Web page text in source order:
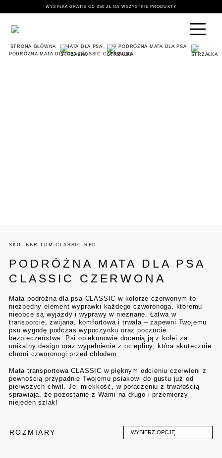
WYSYŁKA GRATIS OD 350 ZŁ NA WSZYSTKIE PRODUKTY
STRONA GŁÓWNA MATA DLA PSA
🐶 PODRÓŻNA MATA DLA PSA
PODRÓŻNA MATA DLA PSA CLASSIC CZERWONA
SKU: BBR-TDM-CLASSIC-RED
PODRÓŻNA MATA DLA PSA
CLASSIC CZERWONA
Mata podróżna dla psa CLASSIC w kolorze czerwonym to
niezbędny element wyprawki każdego czworonoga, któremu
nieobce są wyjazdy i wyprawy w nieznane. Łatwa w
transporcie, zwijana, komfortowa i trwała – zapewni Twojemu
psu wygodę podczas wypoczynku oraz poczucie
bezpieczeństwa. Psi opiekunowie docenią ją z kolei za
unikalny design oraz wypełnienie z ociepliny, która skutecznie
chroni czworonogi przed chłodem.
Mata transportowa CLASSIC w pięknym odcieniu czerwieni z
pewnością przypadnie Twojemu psiakowi do gustu już od
pierwszych chwil. Jej miękkość, w połączeniu z trwałością
sprawiają, że pozostanie z Wami na długo i przemierzy
niejeden szlak!
ROZMIARY WYBIERZ OPCJĘ